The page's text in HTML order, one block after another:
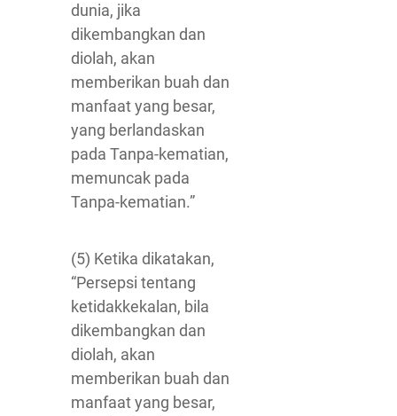
dunia, jika
dikembangkan dan
diolah, akan
memberikan buah dan
manfaat yang besar,
yang berlandaskan
pada Tanpa-kematian,
memuncak pada
Tanpa-kematian.”
(5) Ketika dikatakan,
“Persepsi tentang
ketidakkekalan, bila
dikembangkan dan
diolah, akan
memberikan buah dan
manfaat yang besar,